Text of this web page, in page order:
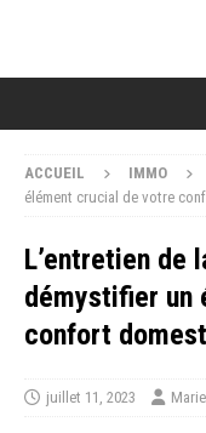
ACCUEIL IMMO
élément crucial de votre
L’entretien de
démystifier un
confort
juillet 11, 2023